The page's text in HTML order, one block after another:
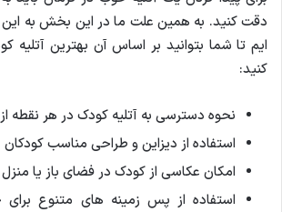
دقت کنید. به همین علت ما در این بخش به این
ایم تا شما بتوانید بر اساس آن بهترین آتلیه
کنید:
نحوه دسترسی به آتلیه کودک در هر نقطه
استفاده از دیزاین و طراحی مناسب کودکان
امکان عکاسی از کودک در فضای باز یا منزل
استفاده از پس زمینه های متنوع